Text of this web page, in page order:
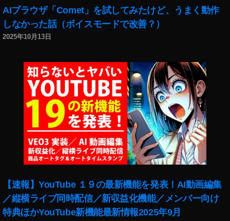
AIブラウザ「Comet」を試してみたけど、うまく動作
しなかった話（ボイスモードで改善？）
2025年10月13日
【速報】YouTube １９の最新機能を発表！AI動画編集
／縦横ライブ同時配信／新収益化機能／メンバー向け
特典ほかYouTube新機能最新情報2025年9月